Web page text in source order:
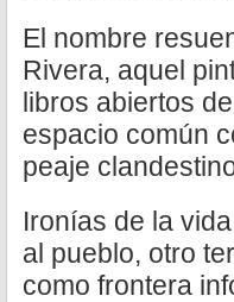
El nombre
Rivera, aquel
libros abiertos
espacio común
peaje
Ironías de la
al pueblo, otro
como frontera